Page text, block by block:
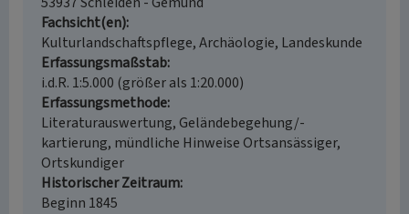
Fachsicht(en)
Kulturlandschaftspflege, Archäologie, Landeskunde
Erfassungsmaßstab
i.d.R. 1:5.000 (größer als 1:20.000)
Erfassungsmethode
Literaturauswertung, Geländebegehung/-
kartierung, mündliche Hinweise Ortsansässiger,
Ortskundiger
Historischer Zeitraum
Beginn 1845